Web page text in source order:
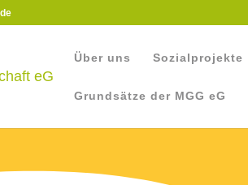
Über uns Sozialprojekte
Grundsätze der MGG eG